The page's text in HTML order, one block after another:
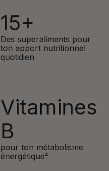
15+
Des superaliments pour
ton apport nutritionnel
quotidien
Vitamines
B
pour ton métabolisme
énergétique²